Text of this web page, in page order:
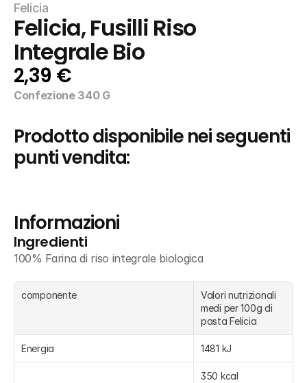
Felicia
Felicia, Fusilli Riso
Integrale Bio
2,39 €
Confezione 340 G
Prodotto disponibile nei seguenti
punti vendita:
Informazioni
Ingredienti
100% Farina di riso integrale biologica
componente
Valori nutrizionali
medi per 100g di
pasta Felicia
Energia 1481 kJ
350 kcal